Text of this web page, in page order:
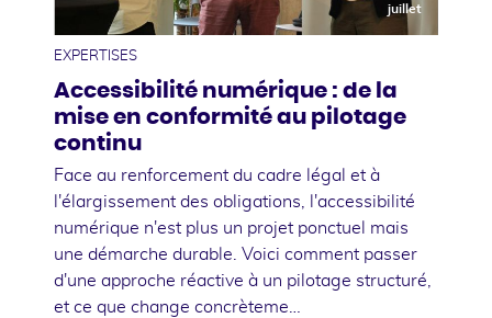
juillet
EXPERTISES
Accessibilité numérique : de la
mise en conformité au pilotage
continu
Face au renforcement du cadre légal et à
l'élargissement des obligations, l'accessibilité
numérique n'est plus un projet ponctuel mais
une démarche durable. Voici comment passer
d'une approche réactive à un pilotage structuré,
et ce que change concrèteme…